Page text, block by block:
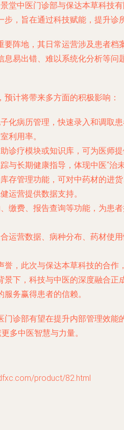
堂中医门诊部与保达本草科技
，旨在通过科技赋能，提升诊
阵地，其日常运营涉及患者
息易出错、难以系统化分析等
计将带来多方面的积极影响：
子化病历管理，快速录入和调取
利用率。
助诊疗模块或知识库，可为医师
与长期健康指导，体现中医“治
库存管理功能，可对中药材的进
运营提供数据支持。
、缴费、报告查询等功能，为患
合运营数据、病种分布、药材使
，此次与保达本草科技的合
下，科技与中医的深度融合
务赢得患者的信赖。
诊部有望在提升内部管理效
多中医智慧与力量。
product/82.html